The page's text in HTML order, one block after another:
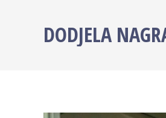
DODJELA